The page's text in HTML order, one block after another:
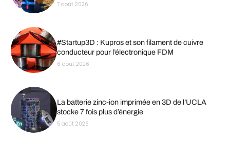
7 août 2026
#Startup3D : Kupros et son filament de cuivre
conducteur pour l’électronique FDM
6 août 2026
La batterie zinc-ion imprimée en 3D de l’UCLA
stocke 7 fois plus d’énergie
5 août 2026